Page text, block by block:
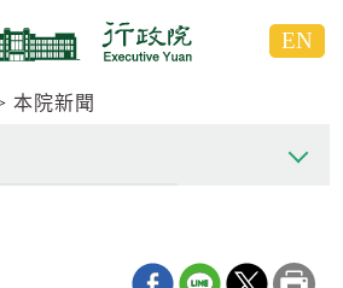
EN
本院新聞